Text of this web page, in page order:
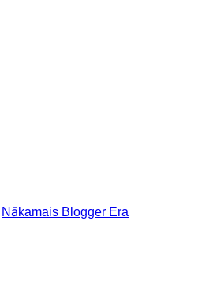
Nākamais Blogger Era